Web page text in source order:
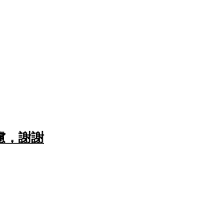
，謝謝